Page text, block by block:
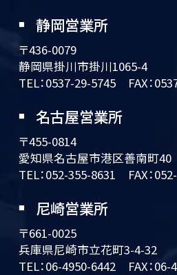
静岡営業所
〒436-0079
静岡県掛川市掛川1065-4
TEL：0537-29-5745 FAX：
名古屋営業所
〒455-0814
愛知県名古屋市港区善南町40
TEL：052-355-8631 FAX：
尼崎営業所
〒661-0025
兵庫県尼崎市立花町3-4-32
TEL：06-4950-6442 FAX：